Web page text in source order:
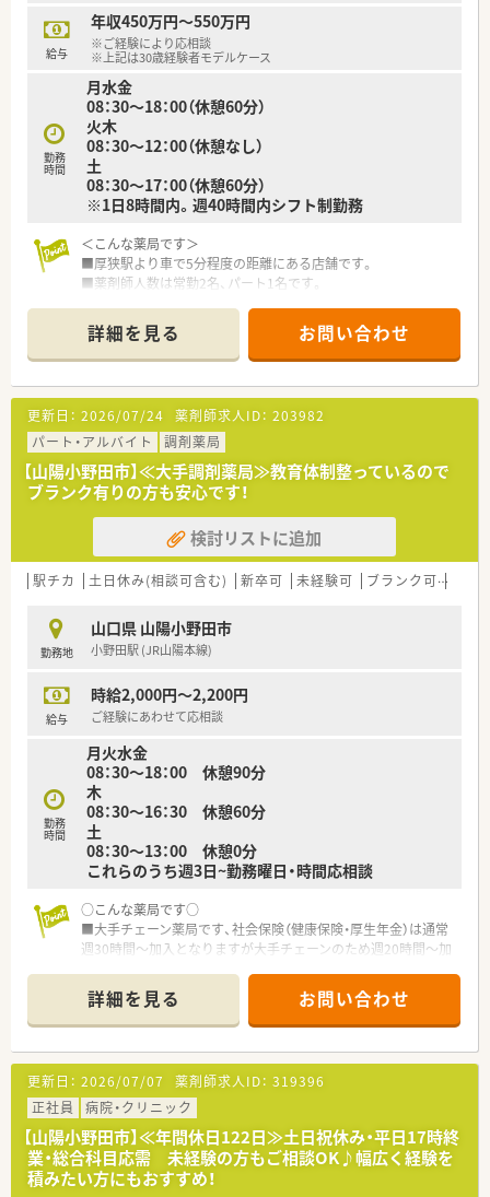
2020年には、山口県から男女がともに働きながら安心して子育
てできる雇用環境づくりをテーマとした「やまぐち子育て応援企
業」と「やまぐちイクメン応援企業」に登録されました。
また、山口労働局から「子育てサポート企業」として「くるみん」
認定を受け、男女ともに働きやすい環境づくりに取り組んでいま
す。
※育休取得率100％、復帰率100％（2022年度実績）
30代の薬剤師を中心に20代～70代まで幅広い年齢層の方が活躍
しています。
「有給休暇100％消化プロジェクト」
働き方改革における社員全員のワークライフバランス実現のた
めに発足しました。
達成した方にはギフトを送るなどして、男女ともにお休みも取り
やすく、働きやすい環境づくりに取り組んでおります。
＜こんな方にもおすすめ＞
■ご家庭と両立しながらバランスよく勤務したい方
■プライベートの時間もしっかり確保したい方
給与
年収450万円～550万円
※ご経験により応相談
※上記は30歳経験者モデルケース
勤務
時間
月水金
08：30～18：00（休憩60分）
火木
08：30～12：00（休憩なし）
土
08：30～17：00（休憩60分）
※1日8時間内。週40時間内シフト制勤務
＜こんな薬局です＞
■厚狭駅より車で5分程度の距離にある店舗です。
■薬剤師人数は常勤2名、パート1名です。
＜業務内容＞
■近隣クリニックより眼科をメインに、内科や小児科等幅広い処
方を応需しています。
■処方箋枚数は約80枚/日です。
＜研修制度＞
■現場の先輩薬剤師より指導を受けて頂きます。
＜法人特徴＞
■山陽小野田市・山口市・下関市に1店舗ずつ展開している調剤薬
局です。
■社長も薬剤師として現場でご活躍されています。
■週32時間の時短正社員の対応もあり、ライフイベントにあわ
せた勤務体制が整っています。
＜こんな方にもおすすめ＞
■地域に根付いた調剤薬局で働きたい方
■残業少なめでメリハリをつけて働きたい方
詳細を見る お問い合わせ
更新日： 2026/07/24 薬剤師求人ID： 203982
パート・アルバイト
調剤薬局
【山陽小野田市】≪大手調剤薬局≫教育体制整っているので
ブランク有りの方も安心です！
検討リストに追加
駅チカ 土日休み(相談可含む) 新卒可 未経験可 ブランク可
勤務地
山口県 山陽小野田市
小野田駅 (JR山陽本線)
給与
時給2,000円～2,200円
ご経験にあわせて応相談
勤務
時間
月火水金
08：30～18：00 休憩90分
木
08：30～16：30 休憩60分
土
08：30～13：00 休憩0分
これらのうち週3日~勤務曜日・時間応相談
○こんな薬局です○
■大手チェーン薬局です、社会保険（健康保険・厚生年金）は通常
週30時間～加入となりますが大手チェーンのため週20時間～加
■教育体制整っています
■近隣クリニックメイン応需
■在宅は近隣施設がメインとなります
■常勤2名のヘルプパート募集です
■電子薬歴完備
■車通勤OK、最寄駅からも徒歩圏内です
○こんな方にオススメです○
■大手チェーン薬局で働きたい方
■パート薬剤師として久しぶりに働きたい方
■パートで社会保険に加入したい方
詳細を見る お問い合わせ
更新日： 2026/07/07 薬剤師求人ID： 319396
正社員
病院・クリニック
【山陽小野田市】≪年間休日122日≫土日祝休み・平日17時終
業・総合科目応需 未経験の方もご相談OK♪幅広く経験を
積みたい方にもおすすめ！